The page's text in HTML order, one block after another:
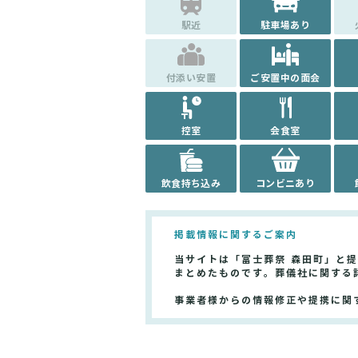
駅近 駐車場あり
付添い安置 ご安置中の面会
控室 会食室
飲食持ち込み コンビニあり
掲載情報に関するご案内
当サイトは「富士葬祭 森田町」と
まとめたものです。葬儀社に関す
事業者様からの情報修正や提携に